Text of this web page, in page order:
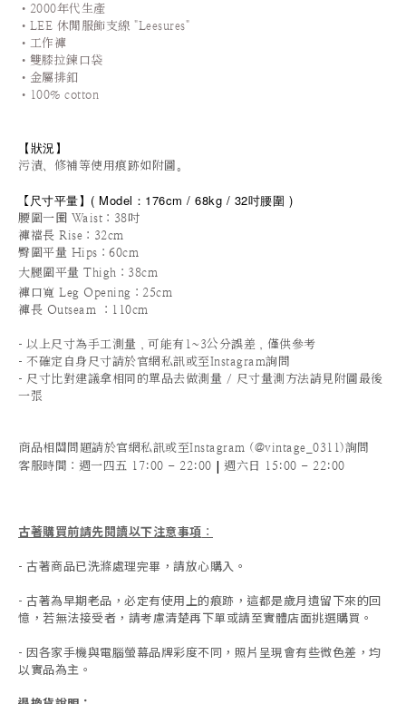
•2000年代生產
•LEE 休閒服飾支線 "Leesures"
•工作褲
•雙膝拉鍊口袋
•金屬排釦
•100% cotton
【狀況】
污漬、修補等使用痕跡如附圖。
【 尺寸平量】 ( Model：176cm / 68kg / 32吋腰圍 )
腰圍一圈 Waist：38吋
褲襠長 Rise ：32cm
臀圍平量 Hips ：60cm
大腿圍平量 Thigh：38cm
褲口寬 Leg Opening ：25cm
褲長 Outseam ：110cm
- 以上尺寸為手工測量，可能有1~3公分誤差，僅供參考
- 不確定自身尺寸請於官網私訊或至Instagram詢問
- 尺寸比對建議拿相同的單品去做測量 / 尺寸量測方法請見附圖最後
一張
商品相關問題請於官網私訊或至Instagram (@vintage_0311)詢問
客服時間 ：週一四五 17:00 - 22:00 | 週六日 15:00 - 22:00
古著購買前請先閱讀以下注意事項 ：
- 古著商品已洗滌處理完畢，請放心購入。
- 古著為早期老品，必定有使用上的痕跡，這都是歲月遺留下來的回
憶，若無法接受者，請考慮清楚再下單或請至實體店面挑選購買。
- 因各家手機與電腦螢幕品牌彩度不同，照片呈現會有些微色差，均
以實品為主。